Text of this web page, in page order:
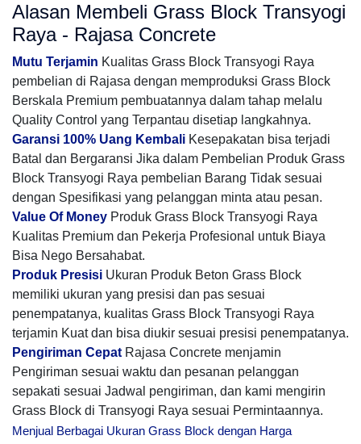
Alasan Membeli Grass Block Transyogi
Raya - Rajasa Concrete
Mutu Terjamin Kualitas Grass Block Transyogi Raya
pembelian di Rajasa dengan memproduksi Grass Block
Berskala Premium pembuatannya dalam tahap melalu
Quality Control yang Terpantau disetiap langkahnya.
Garansi 100% Uang Kembali Kesepakatan bisa terjadi
Batal dan Bergaransi Jika dalam Pembelian Produk Grass
Block Transyogi Raya pembelian Barang Tidak sesuai
dengan Spesifikasi yang pelanggan minta atau pesan.
Value Of Money Produk Grass Block Transyogi Raya
Kualitas Premium dan Pekerja Profesional untuk Biaya
Bisa Nego Bersahabat.
Produk Presisi Ukuran Produk Beton Grass Block
memiliki ukuran yang presisi dan pas sesuai
penempatanya, kualitas Grass Block Transyogi Raya
terjamin Kuat dan bisa diukir sesuai presisi penempatanya.
Pengiriman Cepat Rajasa Concrete menjamin
Pengiriman sesuai waktu dan pesanan pelanggan
sepakati sesuai Jadwal pengiriman, dan kami mengirin
Grass Block di Transyogi Raya sesuai Permintaannya.
Menjual Berbagai Ukuran Grass Block dengan Harga